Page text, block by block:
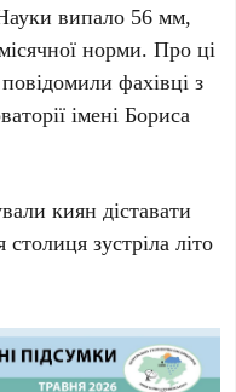
випало 56 мм,
норми. Про ці
фахівці з
імені Бориса
киян діставати
столиця зустріла літо